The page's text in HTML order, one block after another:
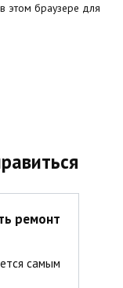
этом браузере для
ремонт
самым